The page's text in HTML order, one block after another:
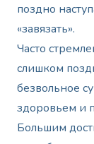
поздно
«завязать».
Часто
слишком
безвольное
здоровьем и
Большим